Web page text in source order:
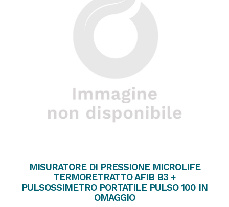
MISURATORE DI PRESSIONE MICROLIFE
TERMORETRATTO AFIB B3 +
PULSOSSIMETRO PORTATILE PULSO 100 IN
OMAGGIO